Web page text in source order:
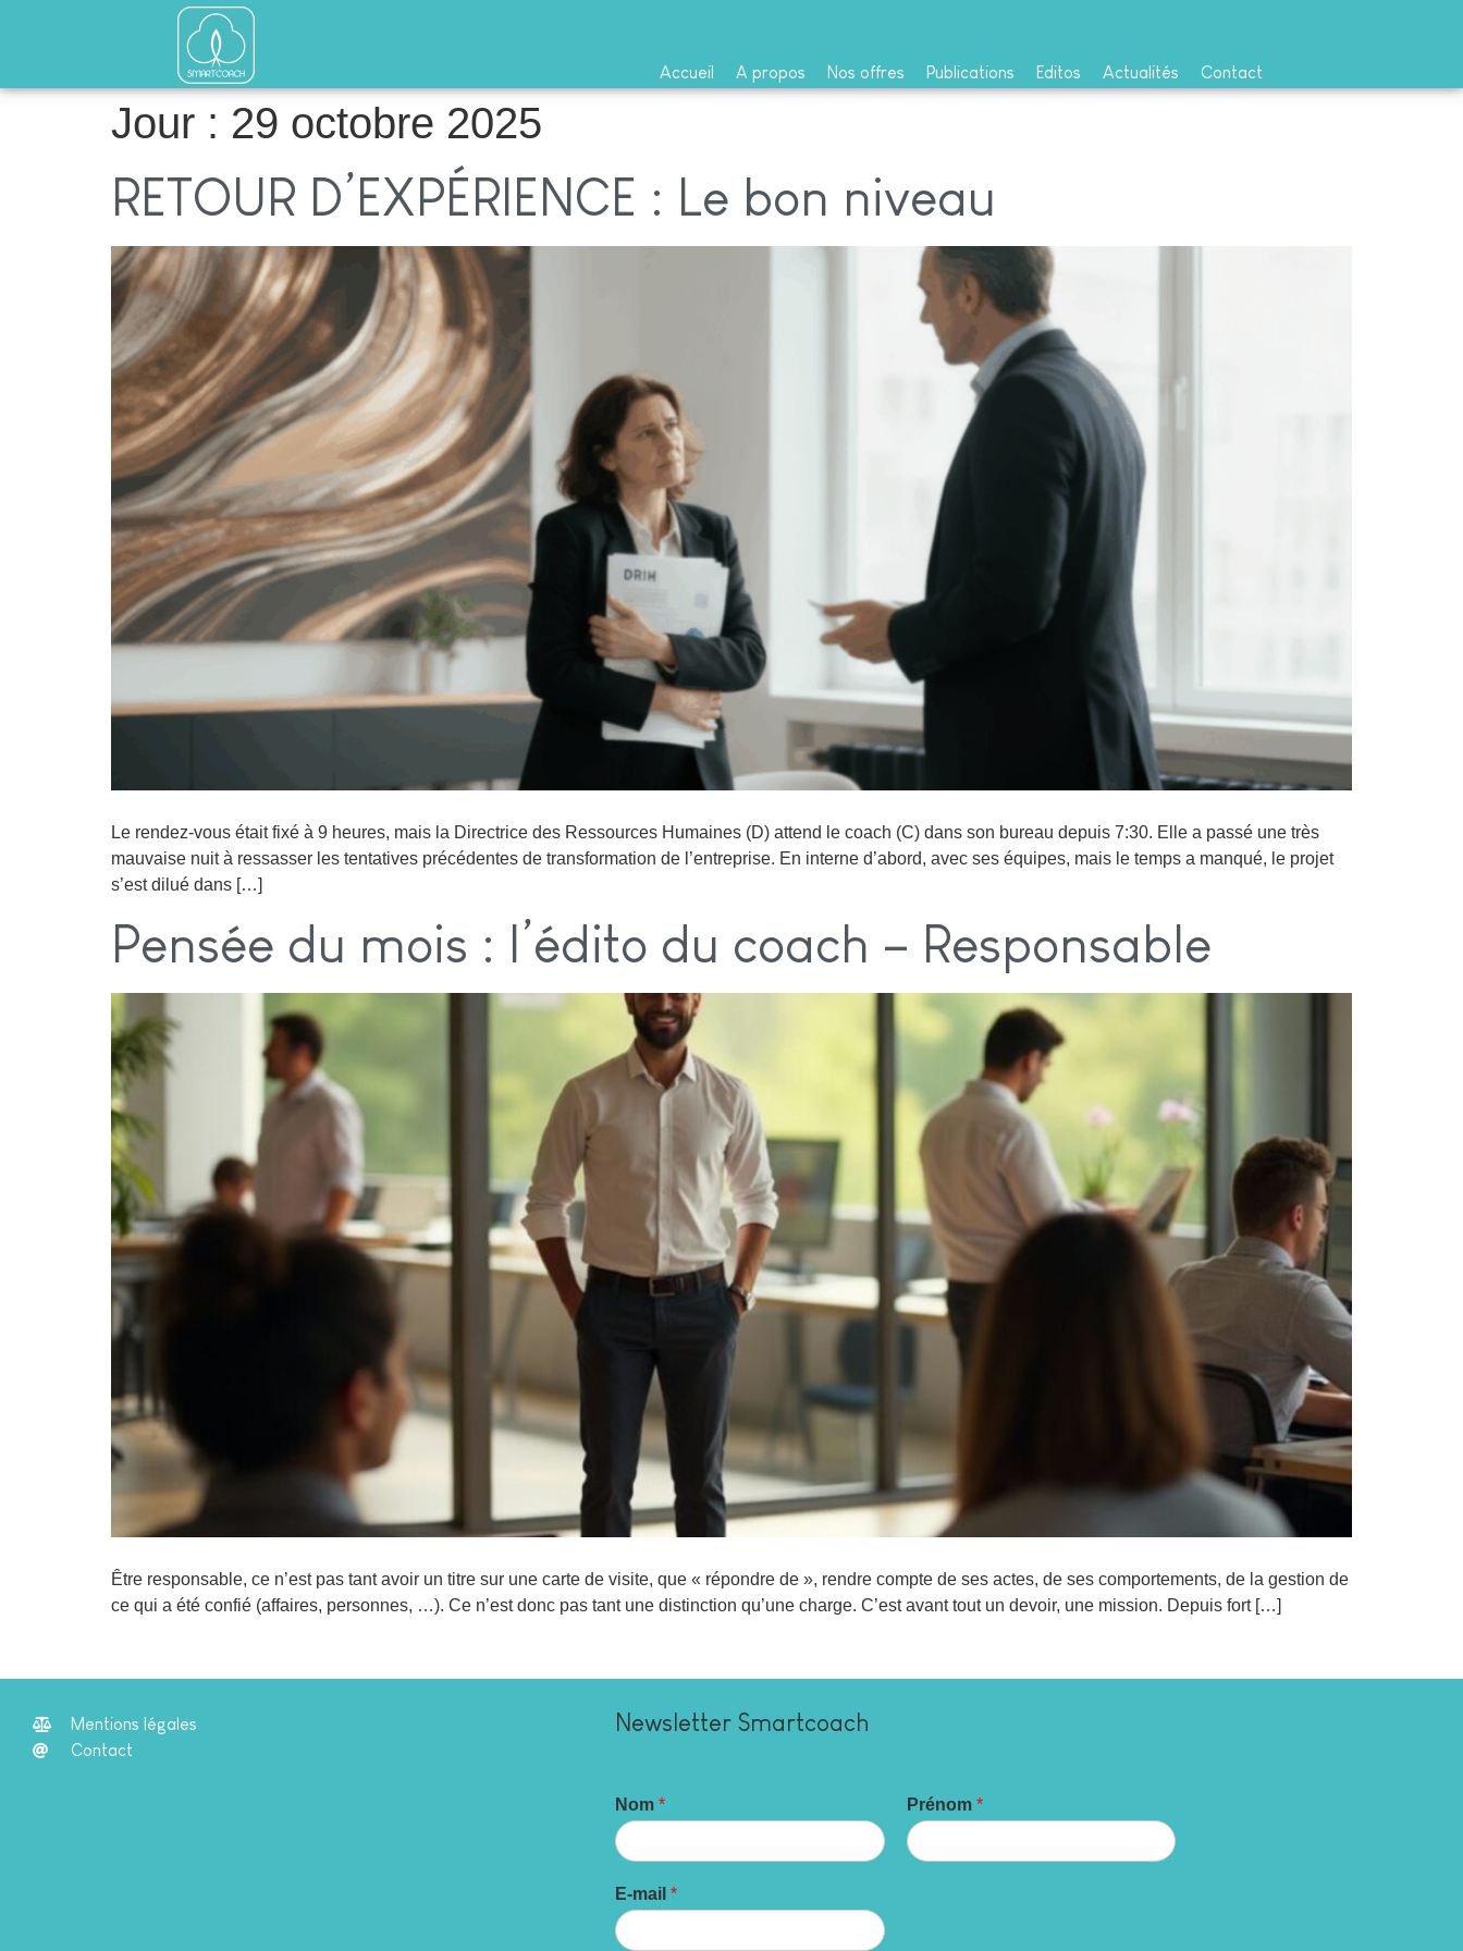
Accueil A propos Nos offres Publications Editos Actualités Contact
Jour : 29 octobre 2025
RETOUR D’EXPÉRIENCE : Le bon niveau
Le rendez-vous était fixé à 9 heures, mais la Directrice des Ressources Humaines (D) attend le coach (C) dans son bureau depuis 7:30. Elle a passé une très
mauvaise nuit à ressasser les tentatives précédentes de transformation de l’entreprise. En interne d’abord, avec ses équipes, mais le temps a manqué, le projet
s’est dilué dans […]
Pensée du mois : l’édito du coach – Responsable
Être responsable, ce n’est pas tant avoir un titre sur une carte de visite, que « répondre de », rendre compte de ses actes, de ses comportements, de la gestion de
ce qui a été confié (affaires, personnes, …). Ce n’est donc pas tant une distinction qu’une charge. C’est avant tout un devoir, une mission. Depuis fort […]
Mentions légales
Contact
Newsletter Smartcoach
P
r
é
n
m
*
E
Nom * Prénom *
E-mail *